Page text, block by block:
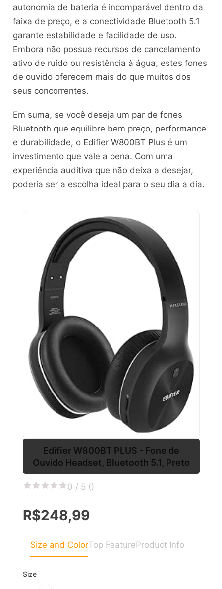
autonomia de bateria é incomparável dentro da
faixa de preço, e a conectividade Bluetooth 5.1
garante estabilidade e facilidade de uso.
Embora não possua recursos de cancelamento
ativo de ruído ou resistência à água, estes fones
de ouvido oferecem mais do que muitos dos
seus concorrentes.
Em suma, se você deseja um par de fones
Bluetooth que equilibre bem preço, performance
e durabilidade, o Edifier W800BT Plus é um
investimento que vale a pena. Com uma
experiência auditiva que não deixa a desejar,
poderia ser a escolha ideal para o seu dia a dia.
Edifier W800BT PLUS - Fone de
Ouvido Headset, Bluetooth 5.1, Preto
0 / 5 ()
R$248,99
Size and ColorTop FeatureProduct Info
Size